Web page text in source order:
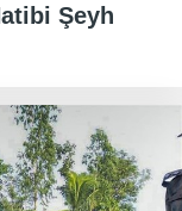
Şeyh